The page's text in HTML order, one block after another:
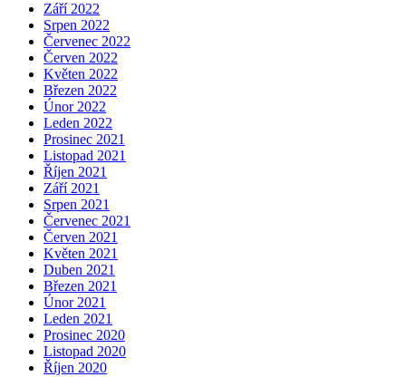
Září 2022
Srpen 2022
Červenec 2022
Červen 2022
Květen 2022
Březen 2022
Únor 2022
Leden 2022
Prosinec 2021
Listopad 2021
Říjen 2021
Září 2021
Srpen 2021
Červenec 2021
Červen 2021
Květen 2021
Duben 2021
Březen 2021
Únor 2021
Leden 2021
Prosinec 2020
Listopad 2020
Říjen 2020